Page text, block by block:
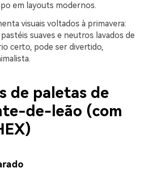
em layouts modernos.
visuais voltados à primavera:
suaves e neutros lavados de
certo, pode ser divertido,
de paletas de
de-leão (com